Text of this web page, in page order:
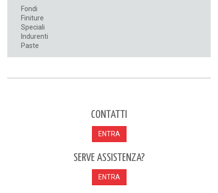
Fondi
Finiture
Speciali
Indurenti
Paste
CONTATTI
ENTRA
SERVE ASSISTENZA?
ENTRA